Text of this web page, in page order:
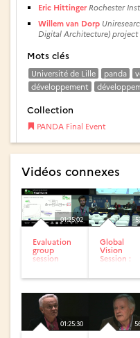
Eric Hittinger Rochester
Willem van Dorp
Digital Architecture) project
Mots clés
Université de Lille panda
développement
Collection
PANDA Final Event
Vidéos connexes
01:25:02
Evaluation
group
session
Global
Vision
Session :
European
Projects
01:25:30